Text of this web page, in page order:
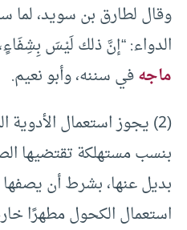
وقال لطارق بن سويد، لما
الدواء: “إنَّ ذلك لَيْسَ
ماجهفي سننه، وأبو نعيم.
(2) يجوز استعمال
بنسب مستهلكة تقتضيها
بديل عنها، بشرط أن
استعمال الكحول مطهرًا